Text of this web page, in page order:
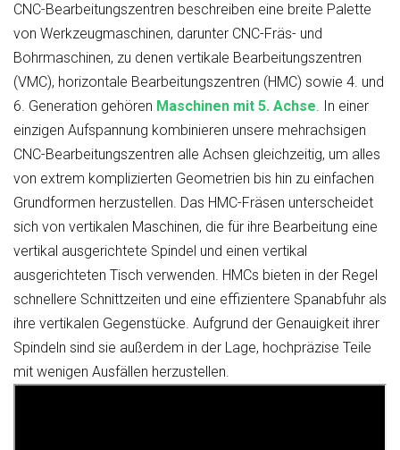
CNC-Bearbeitungszentren beschreiben eine breite Palette
von Werkzeugmaschinen, darunter CNC-Fräs- und
Bohrmaschinen, zu denen vertikale Bearbeitungszentren
(VMC), horizontale Bearbeitungszentren (HMC) sowie 4. und
6. Generation gehören Maschinen mit 5. Achse. In einer
einzigen Aufspannung kombinieren unsere mehrachsigen
CNC-Bearbeitungszentren alle Achsen gleichzeitig, um alles
von extrem komplizierten Geometrien bis hin zu einfachen
Grundformen herzustellen. Das HMC-Fräsen unterscheidet
sich von vertikalen Maschinen, die für ihre Bearbeitung eine
vertikal ausgerichtete Spindel und einen vertikal
ausgerichteten Tisch verwenden. HMCs bieten in der Regel
schnellere Schnittzeiten und eine effizientere Spanabfuhr als
ihre vertikalen Gegenstücke. Aufgrund der Genauigkeit ihrer
Spindeln sind sie außerdem in der Lage, hochpräzise Teile
mit wenigen Ausfällen herzustellen.